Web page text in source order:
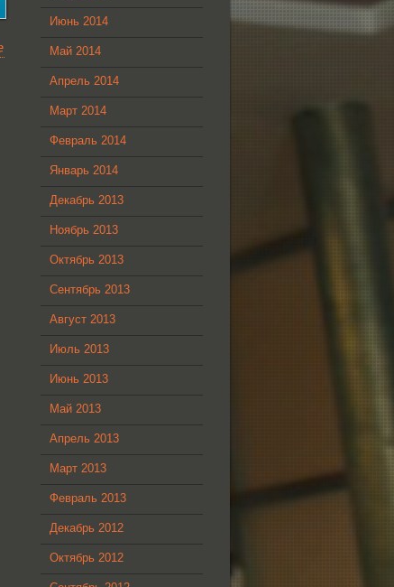
Июнь 2014
Май 2014
Апрель 2014
Март 2014
Февраль 2014
Январь 2014
Декабрь 2013
Ноябрь 2013
Октябрь 2013
Сентябрь 2013
Август 2013
Июль 2013
Июнь 2013
Май 2013
Апрель 2013
Март 2013
Февраль 2013
Декабрь 2012
Октябрь 2012